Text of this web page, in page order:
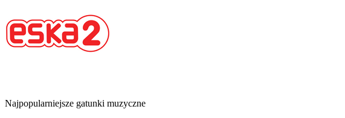
Najpopularniejsze gatunki muzyczne